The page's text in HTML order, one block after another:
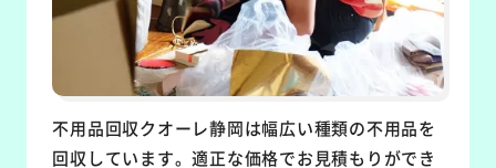
不用品回収クオーレ静岡は幅広い種類の不用品を
回収しています。適正な価格でお見積もりができ